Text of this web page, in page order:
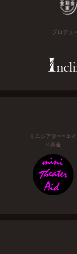
プロデュ
ミニシアター・エイ
ド基金